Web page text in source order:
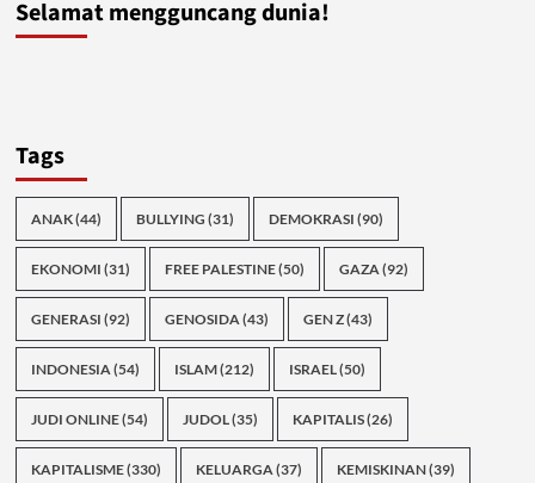
Selamat mengguncang dunia!
Tags
ANAK(44) BULLYING (31) DEMOKRASI (90)
EKONOMI (31) FREE PALESTINE(50) GAZA(92)
GENERASI (92) GENOSIDA(43) GEN Z(43)
INDONESIA(54) ISLAM(212) ISRAEL(50)
JUDI ONLINE(54) JUDOL(35) KAPITALIS(26)
KAPITALISME(330) KELUARGA(37) KEMISKINAN(39)